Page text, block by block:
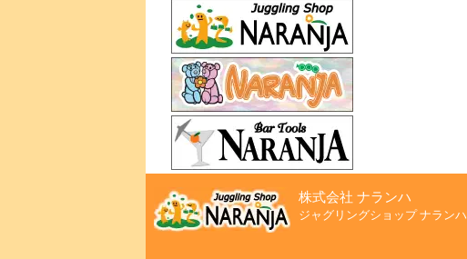
株式会社 ナランハ
ジャグリングショップ ナランハ